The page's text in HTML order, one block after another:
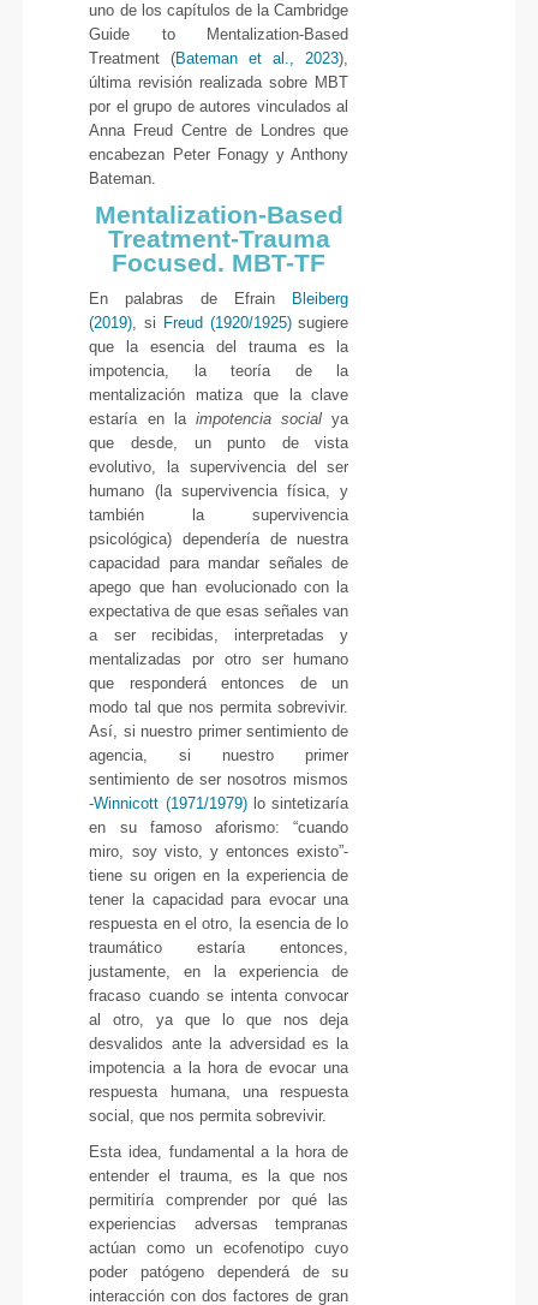
uno de los capítulos de la Cambridge
Guide to Mentalization-Based
Treatment (Bateman et al., 2023),
última revisión realizada sobre MBT
por el grupo de autores vinculados al
Anna Freud Centre de Londres que
encabezan Peter Fonagy y Anthony
Bateman.
Mentalization-Based
Treatment-Trauma
Focused. MBT-TF
En palabras de Efrain
Bleiberg
(2019), si Freud (1920/1925)sugiere
que la esencia del trauma es la
impotencia, la teoría de la
mentalización matiza que la clave
estaría en laimpotencia social ya
que desde, un punto de vista
evolutivo, la supervivencia del ser
humano (la supervivencia física, y
también la supervivencia
psicológica) dependería de nuestra
capacidad para mandar señales de
apego que han evolucionado con la
expectativa de que esas señales van
a ser recibidas, interpretadas y
mentalizadas por otro ser humano
que responderá entonces de un
modo tal que nos permita sobrevivir.
Así, si nuestro primer sentimiento de
agencia, si nuestro primer
sentimiento de ser nosotros mismos
-Winnicott (1971/1979)lo sintetizaría
en su famoso aforismo: “cuando
miro, soy visto, y entonces existo”-
tiene su origen en la experiencia de
tener la capacidad para evocar una
respuesta en el otro, la esencia de lo
traumático estaría entonces,
justamente, en la experiencia de
fracaso cuando se intenta convocar
al otro, ya que lo que nos deja
desvalidos ante la adversidad es la
impotencia a la hora de evocar una
respuesta humana, una respuesta
social, que nos permita sobrevivir.
Esta idea, fundamental a la hora de
entender el trauma, es la que nos
permitiría comprender por qué las
experiencias adversas tempranas
actúan como un ecofenotipo cuyo
poder patógeno dependerá de su
interacción con dos factores de gran